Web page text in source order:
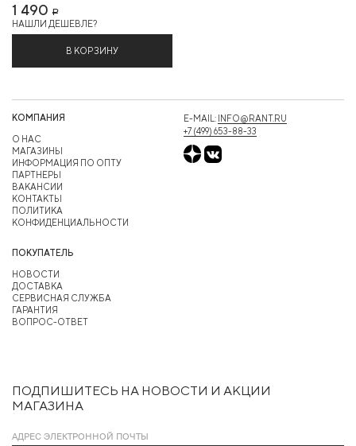
1 490 Р
НАШЛИ ДЕШЕВЛЕ?
В КОРЗИНУ
ПОДПИШИТЕСЬ НА НОВОСТИ И АКЦИИ
МАГАЗИНА
КОМПАНИЯ
О НАС
МАГАЗИНЫ
ИНФОРМАЦИЯ ПО ОПТУ
ПАРТНЕРЫ
ВАКАНСИИ
КОНТАКТЫ
ПОЛИТИКА
КОНФИДЕНЦИАЛЬНОСТИ
ПОКУПАТЕЛЬ
НОВОСТИ
ДОСТАВКА
СЕРВИСНАЯ СЛУЖБА
ГАРАНТИЯ
ВОПРОС-ОТВЕТ
E-MAIL: INFO@RANT.RU
+7 (499) 653-88-33